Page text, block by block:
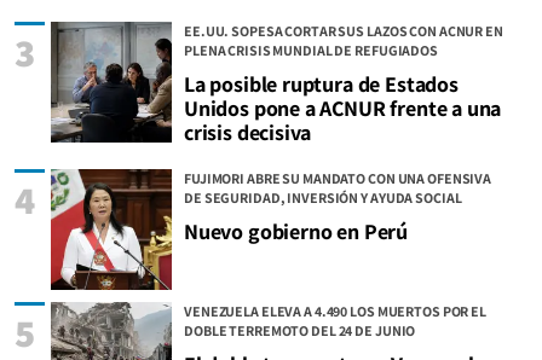
EE.UU. SOPESA CORTAR SUS LAZOS CON ACNUR EN
PLENA CRISIS MUNDIAL DE REFUGIADOS
La posible ruptura de Estados
Unidos pone a ACNUR frente a una
crisis decisiva
3
FUJIMORI ABRE SU MANDATO CON UNA OFENSIVA
DE SEGURIDAD, INVERSIÓN Y AYUDA SOCIAL
Nuevo gobierno en Perú
4
VENEZUELA ELEVA A 4.490 LOS MUERTOS POR EL
DOBLE TERREMOTO DEL 24 DE JUNIO
5